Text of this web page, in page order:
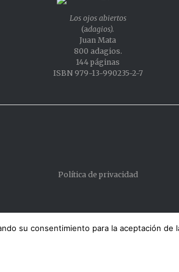
Los ojos abiertos
(adagios).
Juan Mata
800 adagios.
144 páginas
ISBN 979-13-990235-2-7
Política de privacidad
su consentimiento para la aceptación de